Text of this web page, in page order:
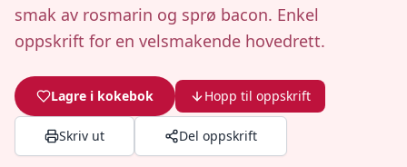
smak av rosmarin og sprø bacon. Enkel
oppskrift for en velsmakende hovedrett.
Lagre i kokebok Hopp til oppskrift
Skriv ut Del oppskrift